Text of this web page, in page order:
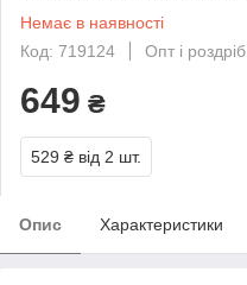
Немає в наявності
Код: 719124
Опт і роздріб
649 ₴
529 ₴ від 2 шт.
Опис Характеристики